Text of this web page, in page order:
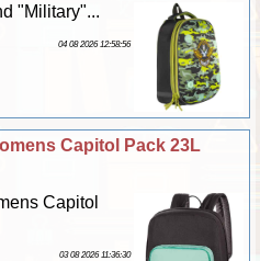
"Military"...
04 08 2026 12:58:56
Capitol Pack 23L
Capitol
03 08 2026 11:36:30